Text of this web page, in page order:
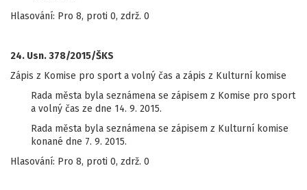
Hlasování: Pro 8, proti 0, zdrž. 0
24. Usn. 378/2015/ŠKS
Zápis z Komise pro sport a volný čas a zápis z Kulturní komise
Rada města byla seznámena se zápisem z Komise pro sport
a volný čas ze dne 14. 9. 2015.
Rada města byla seznámena se zápisem z Kulturní komise
konané dne 7. 9. 2015.
Hlasování: Pro 8, proti 0, zdrž. 0